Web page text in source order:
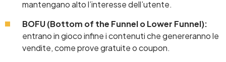
mantengano alto l’interesse dell’utente.
BOFU (Bottom of the Funnel o Lower Funnel):
entrano in gioco infine i contenuti che genereranno le
vendite, come prove gratuite o coupon.